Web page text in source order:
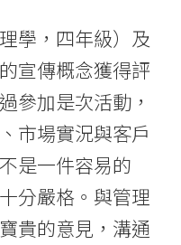
學，四年級）及
宣傳概念獲得評
參加是次活動，
市場實況與客戶
是一件容易的
分嚴格。與管理
貴的意見，溝通